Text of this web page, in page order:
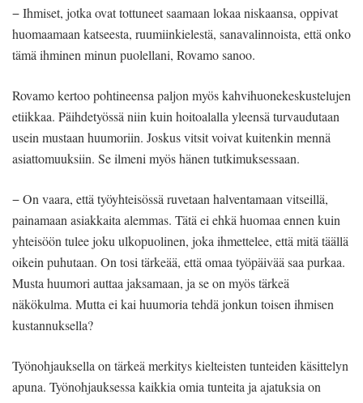
− Ihmiset, jotka ovat tottuneet saamaan lokaa niskaansa, oppivat
huomaamaan katseesta, ruumiinkielestä, sanavalinnoista, että onko
tämä ihminen minun puolellani, Rovamo sanoo.
Rovamo kertoo pohtineensa paljon myös kahvihuonekeskustelujen
etiikkaa. Päihdetyössä niin kuin hoitoalalla yleensä turvaudutaan
usein mustaan huumoriin. Joskus vitsit voivat kuitenkin mennä
asiattomuuksiin. Se ilmeni myös hänen tutkimuksessaan.
− On vaara, että työyhteisössä ruvetaan halventamaan vitseillä,
painamaan asiakkaita alemmas. Tätä ei ehkä huomaa ennen kuin
yhteisöön tulee joku ulkopuolinen, joka ihmettelee, että mitä täällä
oikein puhutaan. On tosi tärkeää, että omaa työpäivää saa purkaa.
Musta huumori auttaa jaksamaan, ja se on myös tärkeä
näkökulma. Mutta ei kai huumoria tehdä jonkun toisen ihmisen
kustannuksella?
Työnohjauksella on tärkeä merkitys kielteisten tunteiden käsittelyn
apuna. Työnohjauksessa kaikkia omia tunteita ja ajatuksia on